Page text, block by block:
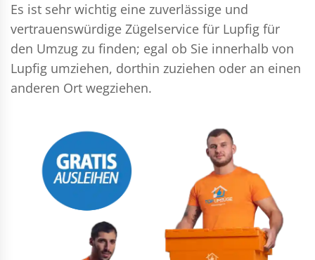
Es ist sehr wichtig eine zuverlässige und
vertrauenswürdige Zügelservice für Lupfig für
den Umzug zu finden; egal ob Sie innerhalb von
Lupfig umziehen, dorthin zuziehen oder an einen
anderen Ort wegziehen.